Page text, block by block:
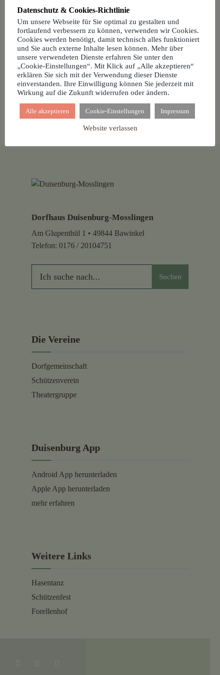
Mosslingen
Theatergruppe Duisenburg
Dorfhaus Duisenburg-Mosslingen
Am Glupenthül 1 • 49844 Bawinkel
Telefon: 0176 / 20104751
Suchen
Die Vereine
Dorfgemeinschaft
Schützenverein
Theatergruppe
Duisenburg App
Android App herunterladen
Apple App herunterladen
mehr erfahren
Weitere Links
Hasentanz
Schützenfest
Forellenhof
Datenschutz & Cookies-Richtlinie
Um unsere Webseite für Sie optimal zu gestalten und
fortlaufend verbessern zu können, verwenden wir Cookies.
Cookies werden benötigt, damit technisch alles funktioniert
und Sie auch externe Inhalte lesen können. Mehr über
unsere verwendeten Dienste erfahren Sie unter den
„Cookie-Einstellungen“. Mit Klick auf „Alle akzeptieren“
erklären Sie sich mit der Verwendung dieser Dienste
einverstanden. Ihre Einwilligung können Sie jederzeit mit
Wirkung auf die Zukunft widerrufen oder ändern.
Alle akzeptieren Cookie-Einstellungen Impressum
Website verlassen